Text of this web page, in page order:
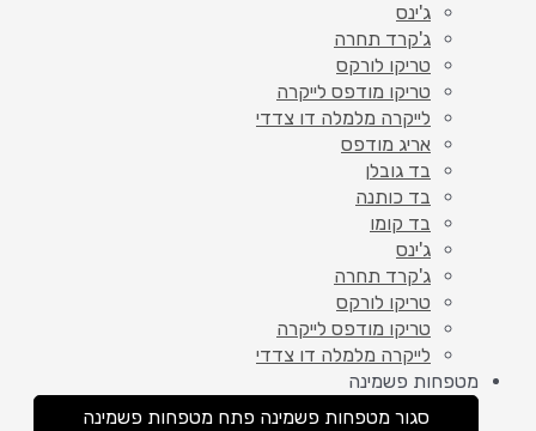
ג'ינס
ג'קרד תחרה
טריקו לורקס
טריקו מודפס לייקרה
לייקרה מלמלה דו צדדי
אריג מודפס
בד גובלן
בד כותנה
בד קומו
ג'ינס
ג'קרד תחרה
טריקו לורקס
טריקו מודפס לייקרה
לייקרה מלמלה דו צדדי
מטפחות פשמינה
סגור מטפחות פשמינה פתח מטפחות פשמינה